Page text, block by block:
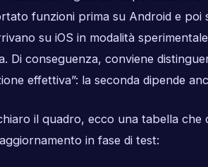
funzioni prima su Android e poi
su iOS in modalità
Di conseguenza, conviene
effettiva”: la seconda dipende
il quadro, ecco una tabella che
in fase di test: